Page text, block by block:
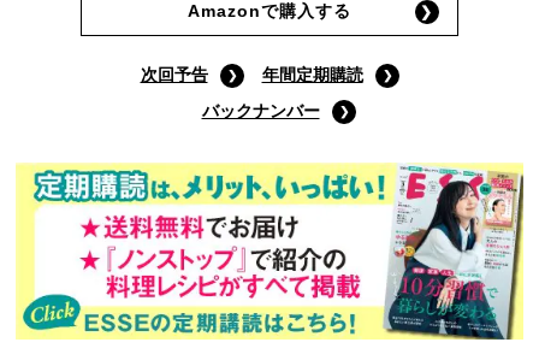
Amazonで購入する
次回予告
年間定期購読
バックナンバー